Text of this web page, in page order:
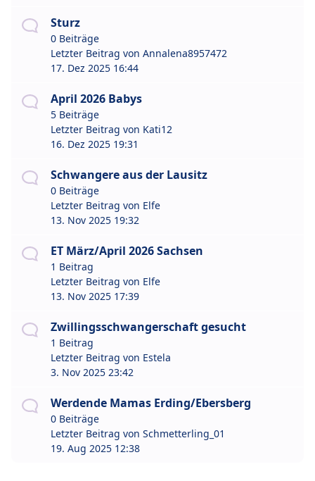
Sturz
0 Beiträge
Letzter Beitrag von Annalena8957472
17. Dez 2025 16:44
April 2026 Babys
5 Beiträge
Letzter Beitrag von Kati12
16. Dez 2025 19:31
Schwangere aus der Lausitz
0 Beiträge
Letzter Beitrag von Elfe
13. Nov 2025 19:32
ET März/April 2026 Sachsen
1 Beitrag
Letzter Beitrag von Elfe
13. Nov 2025 17:39
Zwillingsschwangerschaft gesucht
1 Beitrag
Letzter Beitrag von Estela
3. Nov 2025 23:42
Werdende Mamas Erding/Ebersberg
0 Beiträge
Letzter Beitrag von Schmetterling_01
19. Aug 2025 12:38